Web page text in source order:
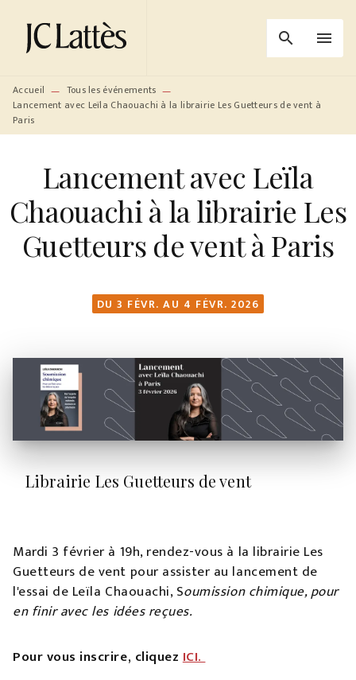
MENU RECHERCHE
PIED DE PAGE
search menu
Accueil — Tous les événements —
Lancement avec Leïla Chaouachi à la librairie Les Guetteurs de vent à
Paris
Lancement avec Leïla
Chaouachi à la librairie Les
Guetteurs de vent à Paris
DU 3 FÉVR. AU 4 FÉVR. 2026
Librairie Les Guetteurs de vent
Mardi 3 février à 19h, rendez-vous à la librairie Les
Guetteurs de vent pour assister au lancement de
l'essai de Leïla Chaouachi, Soumission chimique, pour
en finir avec les idées reçues.
Pour vous inscrire, cliquezICI.